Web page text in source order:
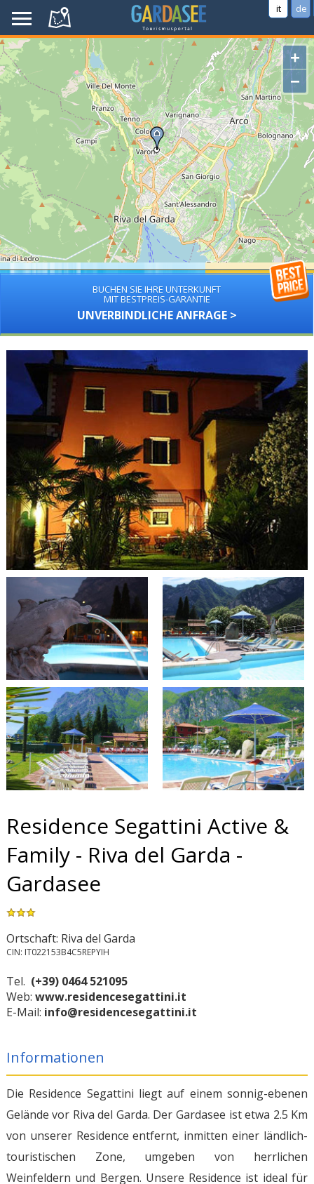
it de
+
−
BUCHEN SIE IHRE UNTERKUNFT
MIT BESTPREIS-GARANTIE
UNVERBINDLICHE ANFRAGE >
Residence Segattini Active &
Family - Riva del Garda -
Gardasee
Ortschaft: Riva del Garda
CIN: IT022153B4C5REPYIH
Tel. (+39) 0464 521095
Web: www.residencesegattini.it
E-Mail: info@residencesegattini.it
Informationen
Die Residence Segattini liegt auf einem sonnig-ebenen
Gelände vor Riva del Garda. Der Gardasee ist etwa 2.5 Km
von unserer Residence entfernt, inmitten einer ländlich-
touristischen Zone, umgeben von herrlichen
Weinfeldern und Bergen. Unsere Residence ist ideal für